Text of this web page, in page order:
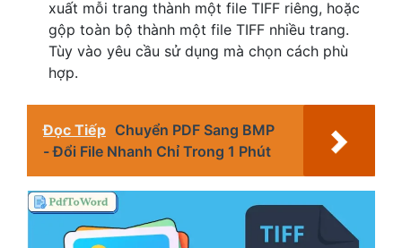
xuất mỗi trang thành một file TIFF riêng, hoặc
gộp toàn bộ thành một file TIFF nhiều trang.
Tùy vào yêu cầu sử dụng mà chọn cách phù
hợp.
Đọc Tiếp Chuyển PDF Sang BMP
- Đổi File Nhanh Chỉ Trong 1 Phút